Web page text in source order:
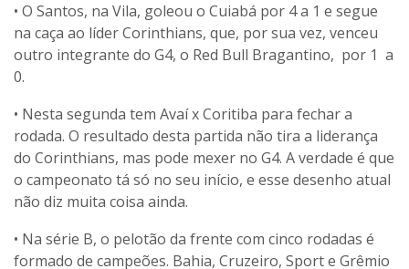
• O Santos, na Vila, goleou o Cuiabá por 4 a 1 e segue
na caça ao líder Corinthians, que, por sua vez, venceu
outro integrante do G4, o Red Bull Bragantino, por 1 a
0.
• Nesta segunda tem Avaí x Coritiba para fechar a
rodada. O resultado desta partida não tira a liderança
do Corinthians, mas pode mexer no G4. A verdade é que
o campeonato tá só no seu início, e esse desenho atual
não diz muita coisa ainda.
• Na série B, o pelotão da frente com cinco rodadas é
formado de campeões. Bahia, Cruzeiro, Sport e Grêmio